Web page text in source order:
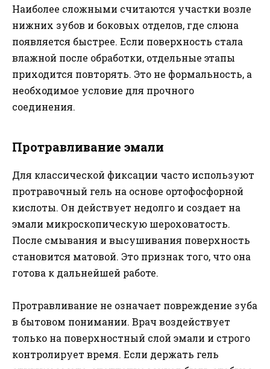
Наиболее сложными считаются участки возле
нижних зубов и боковых отделов, где слюна
появляется быстрее. Если поверхность стала
влажной после обработки, отдельные этапы
приходится повторять. Это не формальность, а
необходимое условие для прочного
соединения.
Протравливание эмали
Для классической фиксации часто используют
протравочный гель на основе ортофосфорной
кислоты. Он действует недолго и создает на
эмали микроскопическую шероховатость.
После смывания и высушивания поверхность
становится матовой. Это признак того, что она
готова к дальнейшей работе.
Протравливание не означает повреждение зуба
в бытовом понимании. Врач воздействует
только на поверхностный слой эмали и строго
контролирует время. Если держать гель